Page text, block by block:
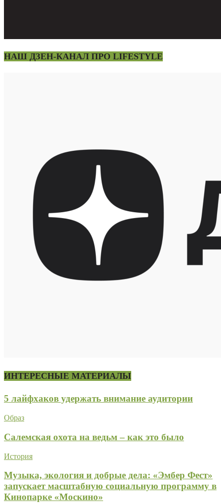
НАШ ДЗЕН-КАНАЛ ПРО LIFESTYLE
ИНТЕРЕСНЫЕ МАТЕРИАЛЫ
5 лайфхаков удержать внимание аудитории
Образ
Салемская охота на ведьм – как это было
История
Музыка, экология и добрые дела: «Эмбер Фест»
запускает масштабную социальную программу в
Кинопарке «Москино»